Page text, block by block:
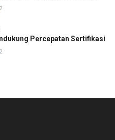
2
Percepatan Sertifikasi
2